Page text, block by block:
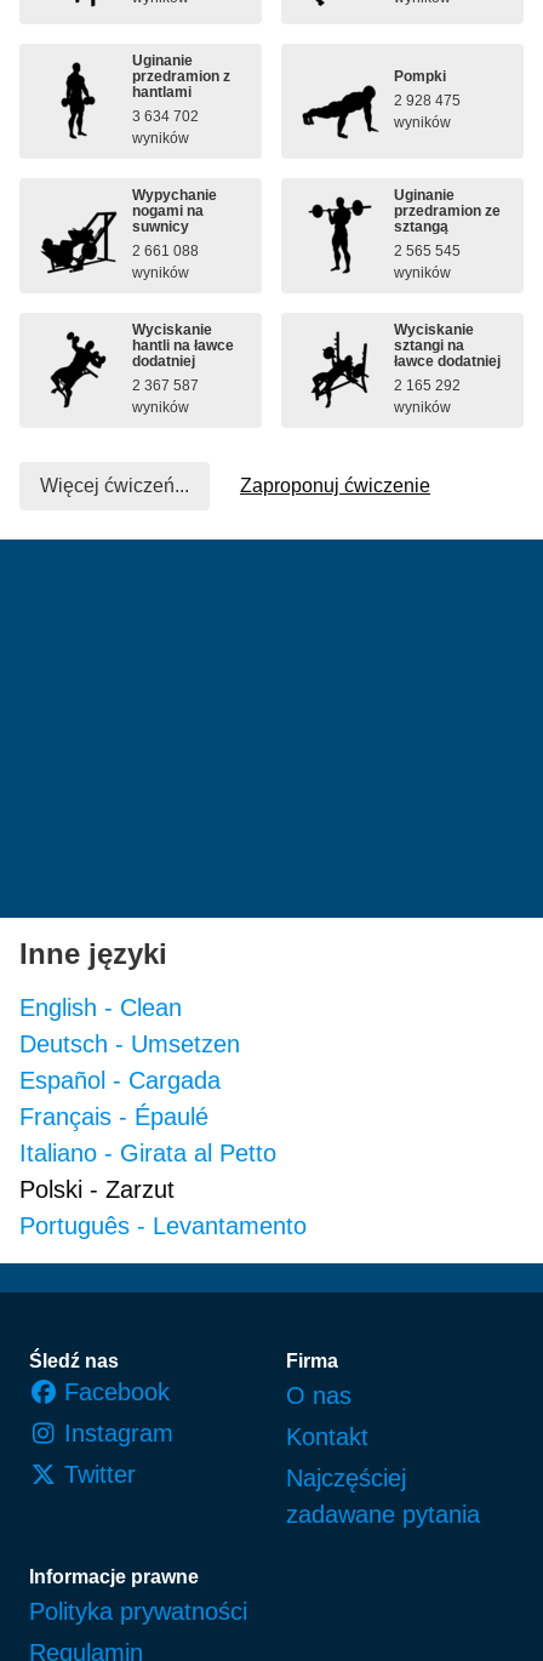
Uginanie
przedramion z
hantlami
3 634 702
wyników
Pompki
2 928 475
wyników
Wypychanie
nogami na
suwnicy
2 661 088
wyników
Uginanie
przedramion ze
sztangą
2 565 545
wyników
Wyciskanie
hantli na ławce
dodatniej
2 367 587
wyników
Wyciskanie
sztangi na
ławce dodatniej
2 165 292
wyników
Więcej ćwiczeń... Zaproponuj ćwiczenie
Inne języki
English - Clean
Deutsch - Umsetzen
Español - Cargada
Français - Épaulé
Italiano - Girata al Petto
Polski - Zarzut
Português - Levantamento
Stopka
Śledź nas
Facebook
Instagram
Twitter
Firma
O nas
Kontakt
Najczęściej
zadawane pytania
Informacje prawne
Polityka prywatności
Regulamin